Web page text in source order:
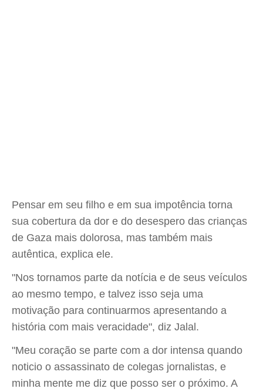
Pensar em seu filho e em sua impotência torna
sua cobertura da dor e do desespero das crianças
de Gaza mais dolorosa, mas também mais
autêntica, explica ele.
"Nos tornamos parte da notícia e de seus veículos
ao mesmo tempo, e talvez isso seja uma
motivação para continuarmos apresentando a
história com mais veracidade", diz Jalal.
"Meu coração se parte com a dor intensa quando
noticio o assassinato de colegas jornalistas, e
minha mente me diz que posso ser o próximo. A